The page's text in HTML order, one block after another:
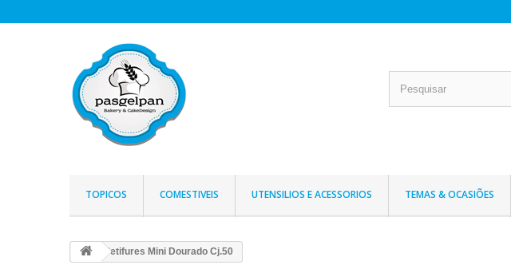
TOPICOS COMESTIVEIS UTENSILIOS E ACESSORIOS TEMAS & OCASIÕES
Petifures Mini Dourado Cj.50